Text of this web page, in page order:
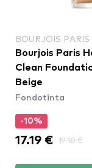
BOURJOIS PARIS
Bourjois Paris
Clean
Beige
Fondotinta
-10%
17.19 € 19.10 €